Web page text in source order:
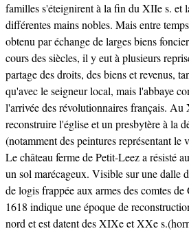
familles s'éteignirent à la fin du XIIe s. et
différentes mains nobles. Mais entre
obtenu par échange de larges biens
cours des siècles, il y eut à plusieurs
partage des droits, des biens et revenus,
qu'avec le seigneur local, mais l'abbaye
l'arrivée des révolutionnaires français.
reconstruire l'église et un presbytère à la
(notamment des peintures représentant le
Le château ferme de Petit-Leez a résisté
un sol marécageux. Visible sur une dalle
de logis frappée aux armes des comtes
1618 indique une époque de
nord et est datent des XIXe et XXe